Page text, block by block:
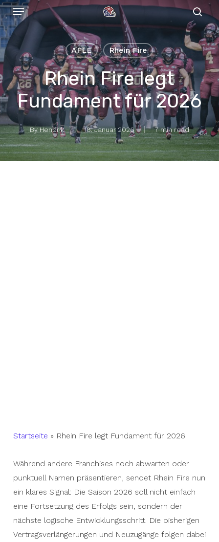
Skip
to
main
content
Menu
AFLE Rhein Fire
Rhein Fire legt
Fundament für 2026
By Hendrik 18. Januar 2026 7 min read
Startseite » Rhein Fire legt Fundament für 2026
Während andere Franchises noch abwarten oder
punktuell Namen präsentieren, sendet Rhein Fire nun
ein klares Signal: Die Saison 2026 soll nicht einfach
eine Fortsetzung des Erfolgs sein, sondern der
nächste logische Entwicklungsschritt. Die bisherigen
Vertragsverlängerungen und Neuzugänge folgen dabei